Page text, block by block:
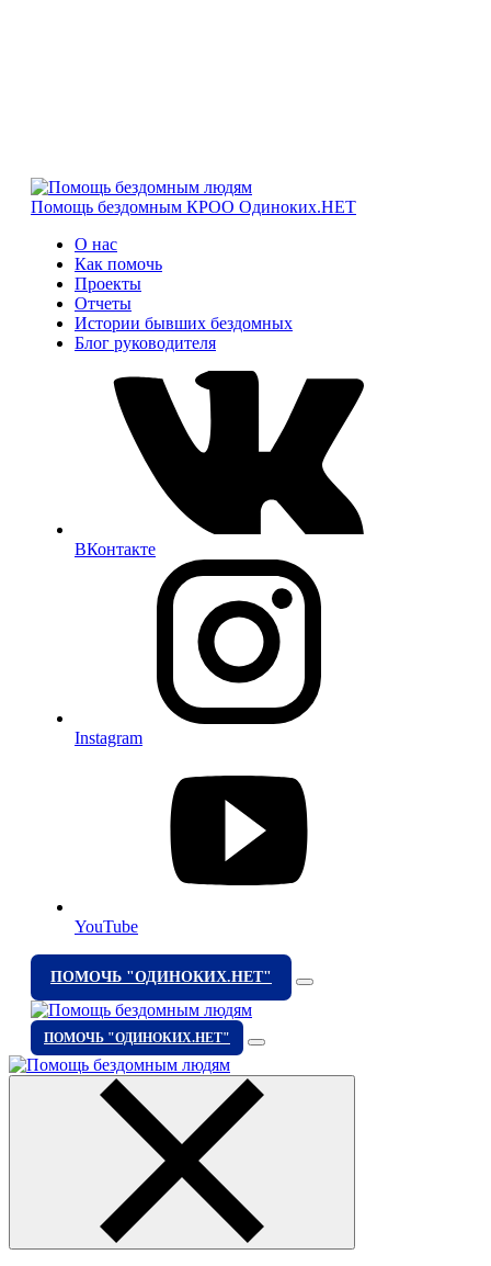
Помощь бездомным КРОО Одиноких.НЕТ
О нас
Как помочь
Проекты
Отчеты
Истории бывших бездомных
Блог руководителя
ВКонтакте
Instagram
YouTube
ПОМОЧЬ "ОДИНОКИХ.НЕТ"
ПОМОЧЬ "ОДИНОКИХ.НЕТ"